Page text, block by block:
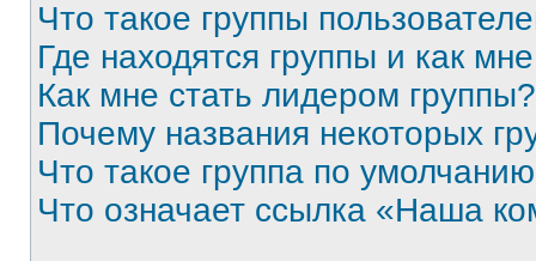
Что такое группы
Где находятся группы и как
Как мне стать лидером группы?
Почему названия некоторых
Что такое группа по
Что означает ссылка «Наша